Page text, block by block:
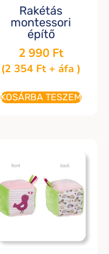
Rakétás
montessori
építő
2 990 Ft
(2 354 Ft + áfa )
KOSÁRBA TESZEM